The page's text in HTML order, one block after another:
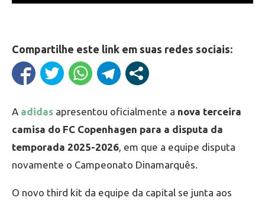
Compartilhe este link em suas redes sociais:
A adidas apresentou oficialmente a nova terceira
camisa do FC Copenhagen para a disputa da
temporada 2025-2026, em que a equipe disputa
novamente o Campeonato Dinamarquês.
O novo third kit da equipe da capital se junta aos